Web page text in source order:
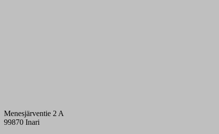
Menesjärventie 2 A
99870 Inari